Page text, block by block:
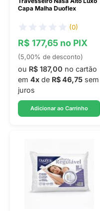
Capa Malha Duoflex
(0)
R$ 177,65 no PIX
(5,00% de desconto)
ou R$ 187,00 no cartão
em 4x de R$ 46,75 sem
juros
Adicionar ao Carrinho